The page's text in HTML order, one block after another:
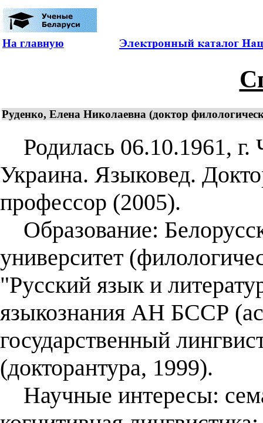
На главную
Руденко, Елена Николаевна (доктор
Родилась 06.10.1961, г.
Украина. Языковед.
профессор (2005).
Образование:
университет
"Русский язык и
языкознания АН БССР
государственный
(докторантура, 1999).
Научные интересы: